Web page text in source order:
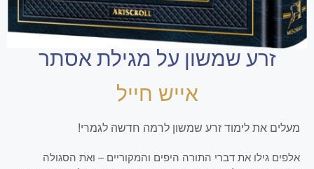
זרע שמשון על מגילת אסתר
אייש חייל
מעלים את לימוד זרע שמשון לרמה חדשה לגמרי!
אלפים גילו את דברי התורה היפים והמקוריים – ואת הסגולה